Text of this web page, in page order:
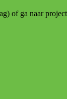
of ga naar